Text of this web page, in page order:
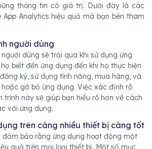
thông tin có giá trị. Dưới đây là các
App Analytics hiệu quả mà bạn bên tham
người dùng
dùng sẽ trải qua khi sử dụng ứng
biết đến ứng dụng đến khi họ thực hiện
ký, sử dụng tính năng, mua hàng, và
gỡ bỏ ứng dụng. Việc xác định rõ
trình này sẽ giúp bạn hiểu rõ hơn về cách
với ứng dụng.
trên càng nhiều thiết bị càng tốt
đảm bảo rằng ứng dụng hoạt động một
quả trên mọi loại thiết bị. Một số mục